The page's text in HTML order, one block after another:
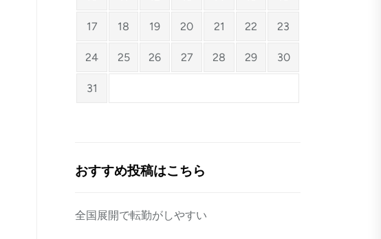
17 18 19 20 21 22 23
24 25 26 27 28 29 30
31
おすすめ投稿はこちら
全国展開で転勤がしやすい